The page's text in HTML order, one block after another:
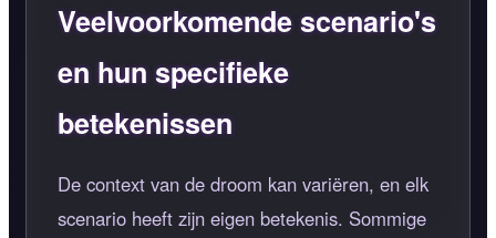
Veelvoorkomende scenario's
en hun specifieke
betekenissen
De context van de droom kan variëren, en elk
scenario heeft zijn eigen betekenis. Sommige